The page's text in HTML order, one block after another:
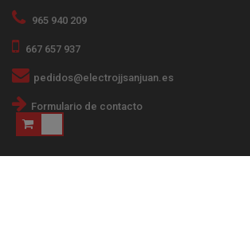
965 940 209
667 657 937
pedidos@electrojjsanjuan.es
Formulario de contacto